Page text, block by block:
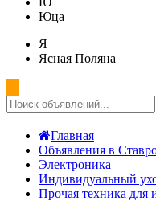
Юца
Я
Ясная Поляна
Главная
Объявления в
Электроника
Индивидуальный
Прочая техника для